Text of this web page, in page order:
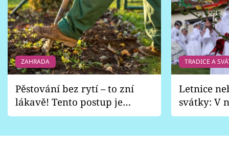
ZAHRADA
Pěstování bez rytí – to zní
lákavě! Tento postup je
vhodný jen pro některé
TRADICE A
Letnice
svátky: V
pondělí